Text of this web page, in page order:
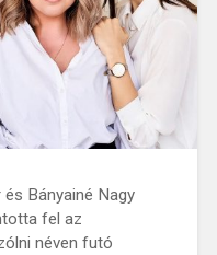
Bányainé Nagy
fel az
néven futó